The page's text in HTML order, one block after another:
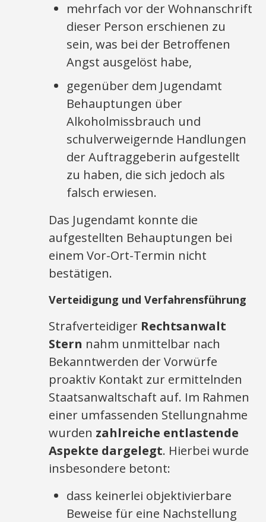
mehrfach vor der Wohnanschrift
dieser Person erschienen zu
sein, was bei der Betroffenen
Angst ausgelöst habe,
gegenüber dem Jugendamt
Behauptungen über
Alkoholmissbrauch und
schulverweigernde Handlungen
der Auftraggeberin aufgestellt
zu haben, die sich jedoch als
falsch erwiesen.
Das Jugendamt konnte die
aufgestellten Behauptungen bei
einem Vor-Ort-Termin nicht
bestätigen.
Verteidigung und Verfahrensführung
Strafverteidiger Rechtsanwalt
Stern nahm unmittelbar nach
Bekanntwerden der Vorwürfe
proaktiv Kontakt zur ermittelnden
Staatsanwaltschaft auf. Im Rahmen
einer umfassenden Stellungnahme
wurden zahlreiche entlastende
Aspekte dargelegt. Hierbei wurde
insbesondere betont:
dass keinerlei objektivierbare
Beweise für eine Nachstellung